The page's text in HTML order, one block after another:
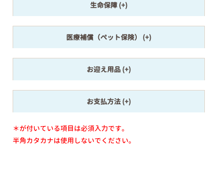
生命保障
医療補償（ペット保険）
お迎え用品
お支払方法
＊が付いている項目は必須入力です。
半角カタカナは使用しないでください。